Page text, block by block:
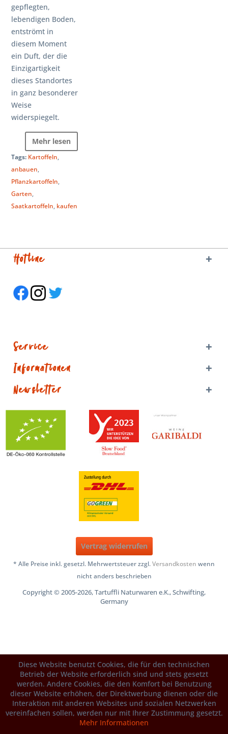
gepflegten,
lebendigen Boden,
entströmt in
diesem Moment
ein Duft, der die
Einzigartigkeit
dieses Standortes
in ganz besonderer
Weise
widerspiegelt.
Mehr lesen
Tags: Kartoffeln,
anbauen,
Pflanzkartoffeln,
Garten,
Saatkartoffeln, kaufen
Hotline
Service
Informationen
Newsletter
Vertrag widerrufen
* Alle Preise inkl. gesetzl. Mehrwertsteuer zzgl.Versandkosten wenn
nicht anders beschrieben
Copyright © 2005-2026, Tartuffli Naturwaren e.K., Schwifting,
Germany
Diese Website benutzt Cookies, die für den technischen
Betrieb der Website erforderlich sind und stets gesetzt
werden. Andere Cookies, die den Komfort bei Benutzung
dieser Website erhöhen, der Direktwerbung dienen oder die
Interaktion mit anderen Websites und sozialen Netzwerken
vereinfachen sollen, werden nur mit Ihrer Zustimmung gesetzt.
Mehr Informationen